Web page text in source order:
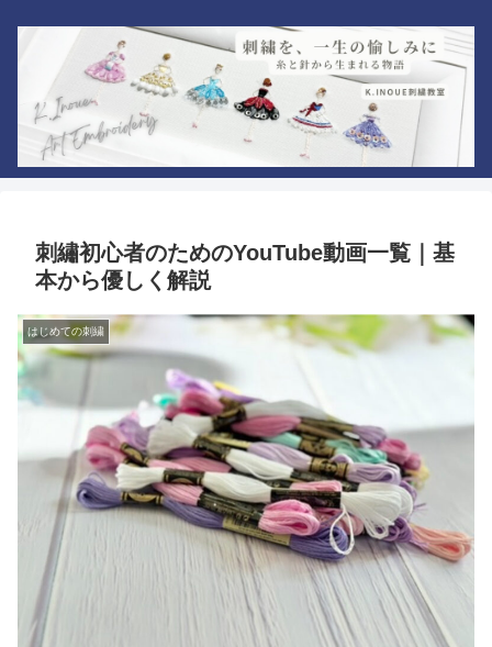
刺繡初心者のためのYouTube動画一覧｜基
本から優しく解説
はじめての刺繍